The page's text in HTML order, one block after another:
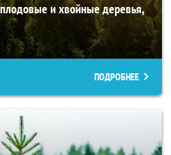
и хвойные деревья,
ПОДРОБНЕЕ